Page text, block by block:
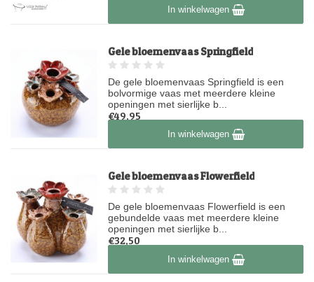
Op voorraadIn winkelwagen
Gele bloemenvaas Springfield
De gele bloemenvaas Springfield is een
bolvormige vaas met meerdere kleine
openingen met sierlijke b...
€49,95
Op voorraadIn winkelwagen
Gele bloemenvaas Flowerfield
De gele bloemenvaas Flowerfield is een
gebundelde vaas met meerdere kleine
openingen met sierlijke b...
€32,50
Op voorraadIn winkelwagen